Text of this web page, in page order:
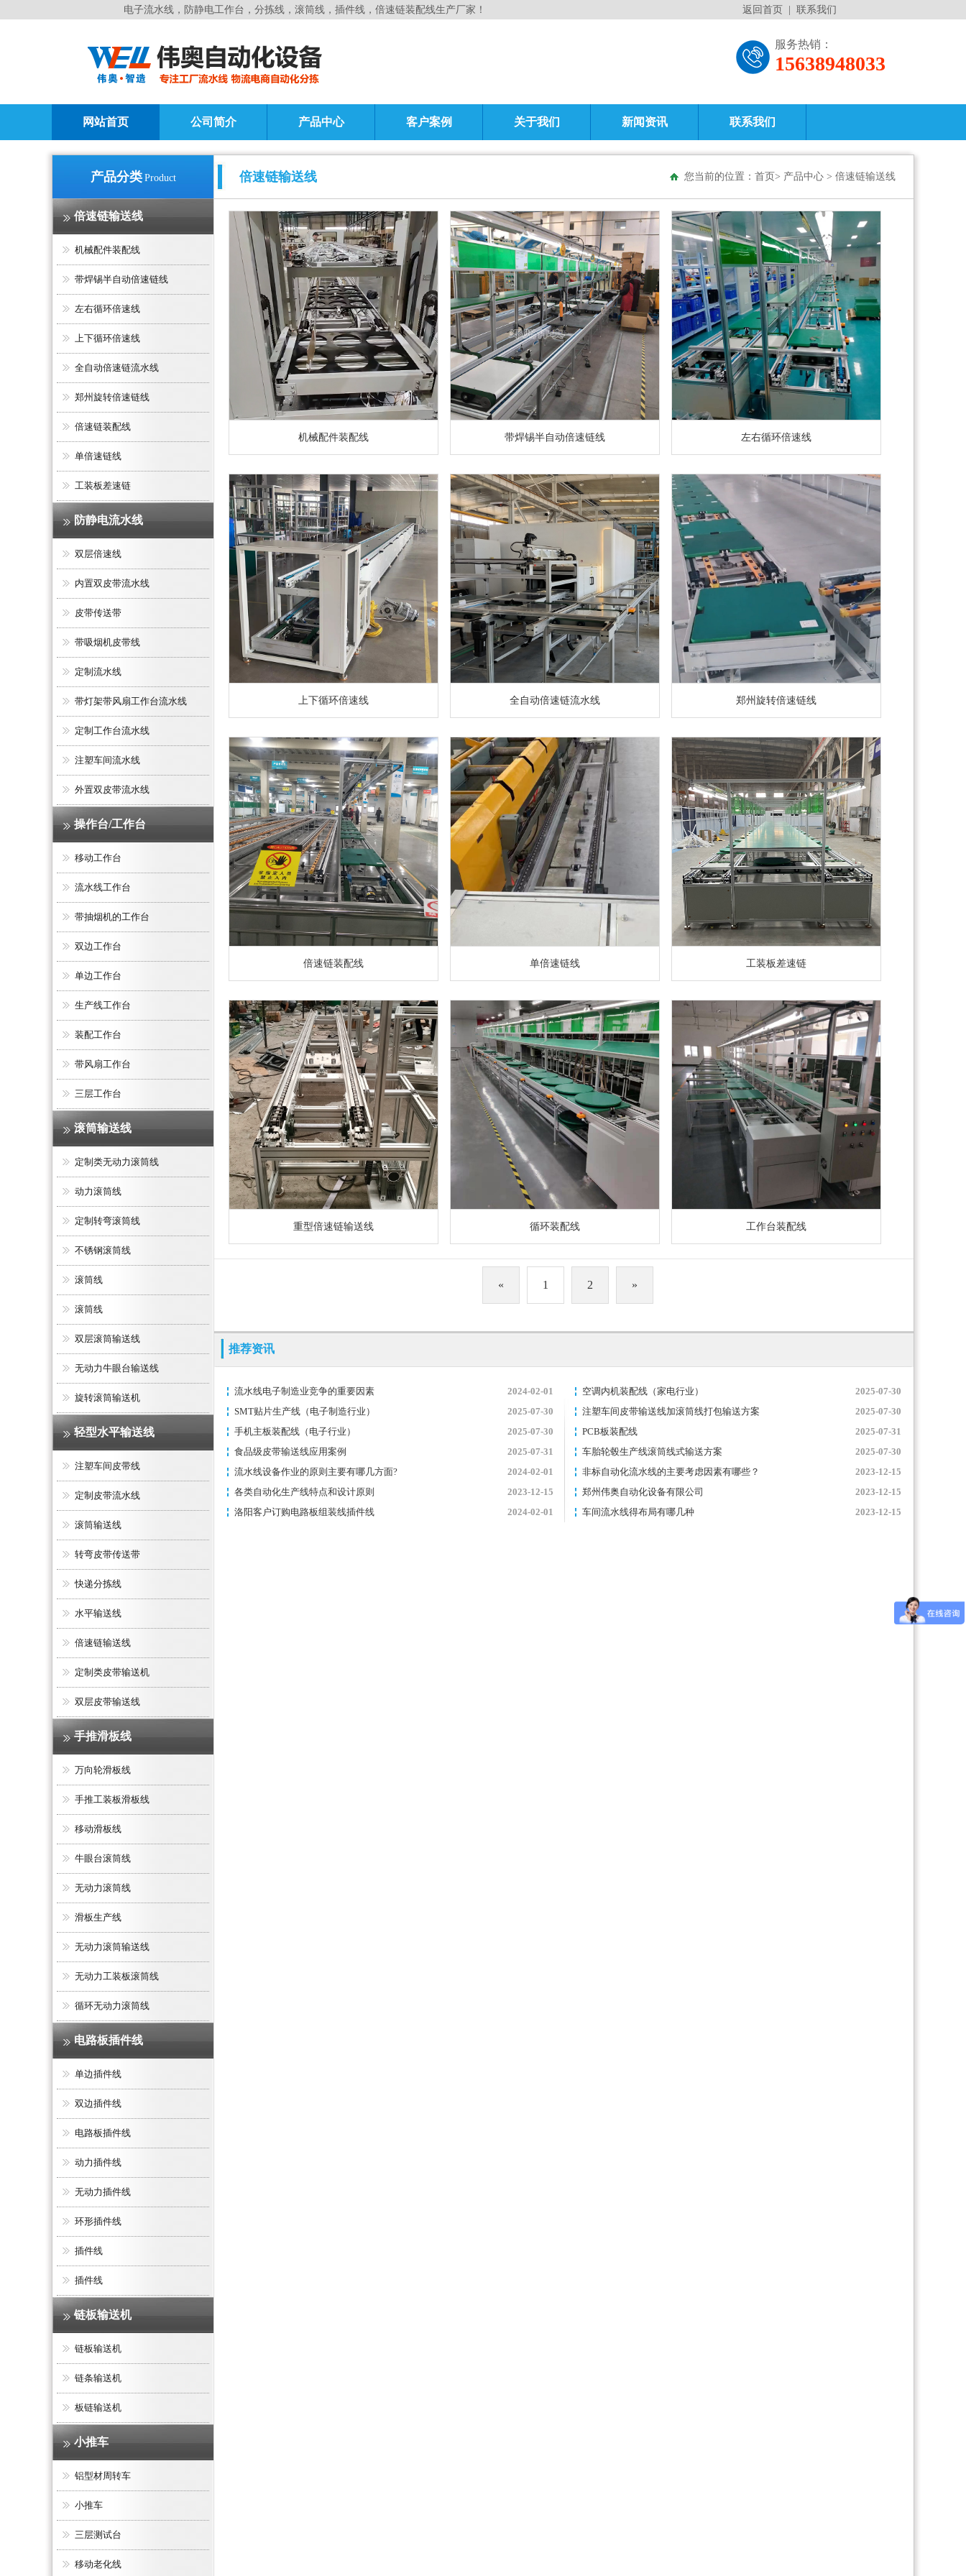
电子流水线，防静电工作台，分拣线，滚筒线，插件线，倍速链装配线生产厂家！ 返回首页 联系我们
服务热销：
15638948033
网站首页 公司简介 产品中心 客户案例 关于我们 新闻资讯 联系我们
产品分类 Product
倍速链输送线
机械配件装配线
带焊锡半自动倍速链线
左右循环倍速线
上下循环倍速线
全自动倍速链流水线
郑州旋转倍速链线
倍速链装配线
单倍速链线
工装板差速链
防静电流水线
双层倍速线
内置双皮带流水线
皮带传送带
带吸烟机皮带线
定制流水线
带灯架带风扇工作台流水线
定制工作台流水线
注塑车间流水线
外置双皮带流水线
操作台/工作台
移动工作台
流水线工作台
带抽烟机的工作台
双边工作台
单边工作台
生产线工作台
装配工作台
带风扇工作台
三层工作台
滚筒输送线
定制类无动力滚筒线
动力滚筒线
定制转弯滚筒线
不锈钢滚筒线
滚筒线
滚筒线
双层滚筒输送线
无动力牛眼台输送线
旋转滚筒输送机
轻型水平输送线
注塑车间皮带线
定制皮带流水线
滚筒输送线
转弯皮带传送带
快递分拣线
水平输送线
倍速链输送线
定制类皮带输送机
双层皮带输送线
手推滑板线
万向轮滑板线
手推工装板滑板线
移动滑板线
牛眼台滚筒线
无动力滚筒线
滑板生产线
无动力滚筒输送线
无动力工装板滚筒线
循环无动力滚筒线
电路板插件线
单边插件线
双边插件线
电路板插件线
动力插件线
无动力插件线
环形插件线
插件线
插件线
链板输送机
链板输送机
链条输送机
板链输送机
小推车
铝型材周转车
小推车
三层测试台
移动老化线
您当前的位置： 首页 > 产品中心 > 倍速链输送线
倍速链输送线
机械配件装配线 带焊锡半自动倍速链线 左右循环倍速线
上下循环倍速线 全自动倍速链流水线 郑州旋转倍速链线
倍速链装配线 单倍速链线 工装板差速链
重型倍速链输送线 循环装配线 工作台装配线
« 1 2 »
推荐资讯
2024-02-01
流水线电子制造业竞争的重要因素 2025-07-30
空调内机装配线（家电行业）
2025-07-30
SMT贴片生产线（电子制造行业） 2025-07-30
注塑车间皮带输送线加滚筒线打包输送方案
2025-07-30
手机主板装配线（电子行业） 2025-07-31
PCB板装配线
2025-07-31
食品级皮带输送线应用案例 2025-07-30
车胎轮毂生产线滚筒线式输送方案
2024-02-01
流水线设备作业的原则主要有哪几方面? 2023-12-15
非标自动化流水线的主要考虑因素有哪些？
2023-12-15
各类自动化生产线特点和设计原则 2023-12-15
郑州伟奥自动化设备有限公司
2024-02-01
洛阳客户订购电路板组装线插件线 2023-12-15
车间流水线得布局有哪几种